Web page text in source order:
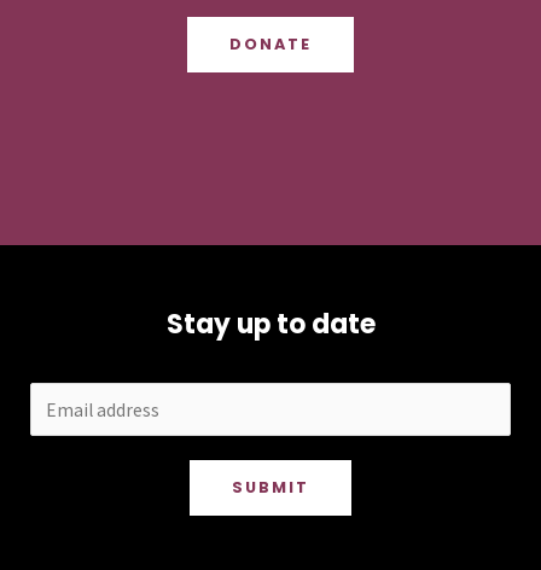
DONATE
Stay up to date
SUBMIT